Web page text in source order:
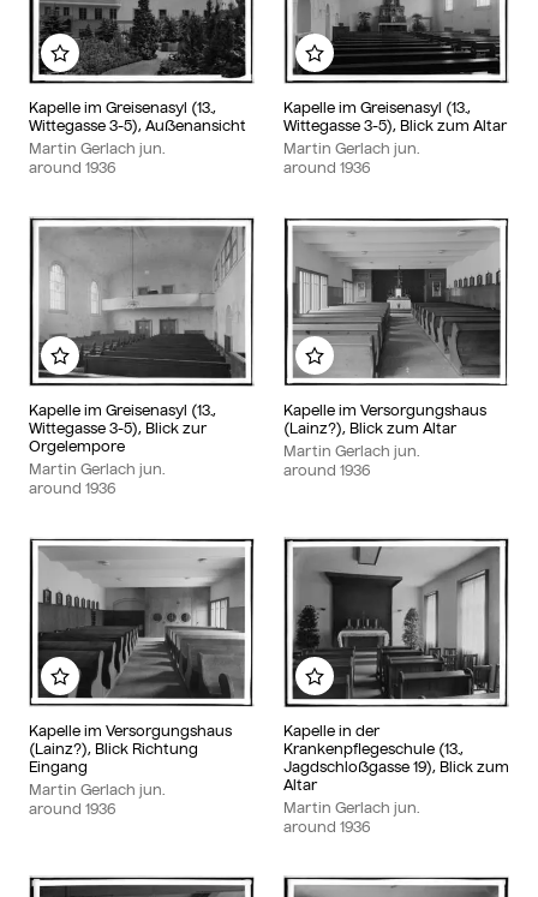
Kapelle im Greisenasyl (13.,
Wittegasse 3-5), Außenansicht
Martin Gerlach jun.
around 1936
Add to my album
Kapelle im Greisenasyl (13.,
Wittegasse 3-5), Blick zum Altar
Martin Gerlach jun.
around 1936
Add to my album
Kapelle im Greisenasyl (13.,
Wittegasse 3-5), Blick zur
Orgelempore
Martin Gerlach jun.
around 1936
Add to my album
Kapelle im Versorgungshaus
(Lainz?), Blick zum Altar
Martin Gerlach jun.
around 1936
Add to my album
Kapelle im Versorgungshaus
(Lainz?), Blick Richtung
Eingang
Martin Gerlach jun.
around 1936
Add to my album
Kapelle in der
Krankenpflegeschule (13.,
Jagdschloßgasse 19), Blick zum
Altar
Martin Gerlach jun.
around 1936
Add to my album